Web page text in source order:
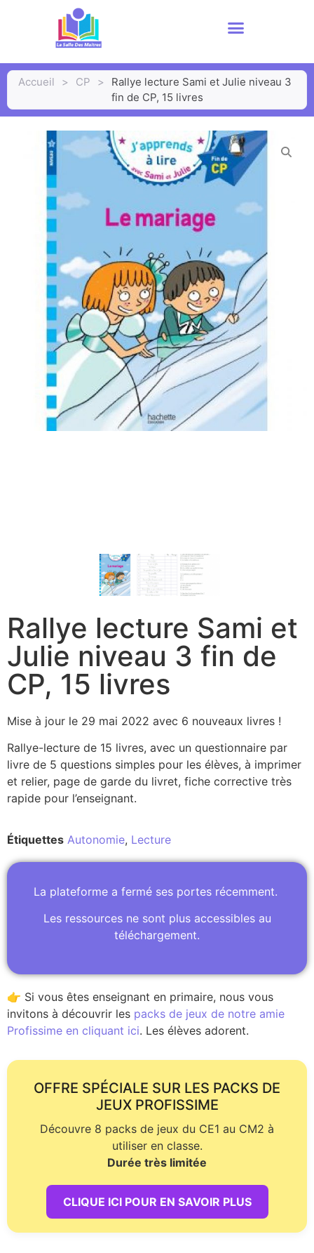
Accueil > CP >
Rallye lecture Sami et Julie niveau 3
fin de CP, 15 livres
Rallye lecture Sami et
Julie niveau 3 fin de
CP, 15 livres
Mise à jour le 29 mai 2022 avec 6 nouveaux livres !
Rallye-lecture de 15 livres, avec un questionnaire par
livre de 5 questions simples pour les élèves, à imprimer
et relier, page de garde du livret, fiche corrective très
rapide pour l’enseignant.
Étiquettes Autonomie, Lecture
La plateforme a fermé ses portes récemment.
Les ressources ne sont plus accessibles au
téléchargement.
👉 Si vous êtes enseignant en primaire, nous vous
invitons à découvrir les packs de jeux de notre amie
Profissime en cliquant ici. Les élèves adorent.
OFFRE SPÉCIALE SUR LES PACKS DE
JEUX PROFISSIME
Découvre 8 packs de jeux du CE1 au CM2 à
utiliser en classe.
Durée très limitée
CLIQUE ICI POUR EN SAVOIR PLUS